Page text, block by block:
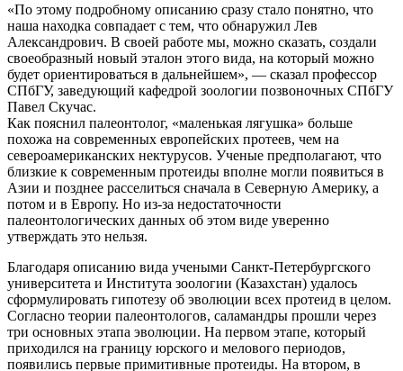
«По этому подробному описанию сразу стало понятно, что
наша находка совпадает с тем, что обнаружил Лев
Александрович. В своей работе мы, можно сказать, создали
своеобразный новый эталон этого вида, на который можно
будет ориентироваться в дальнейшем», — сказал профессор
СПбГУ, заведующий кафедрой зоологии позвоночных СПбГУ
Павел Скучас.
Как пояснил палеонтолог, «маленькая лягушка» больше
похожа на современных европейских протеев, чем на
североамериканских нектурусов. Ученые предполагают, что
близкие к современным протеиды вполне могли появиться в
Азии и позднее расселиться сначала в Северную Америку, а
потом и в Европу. Но из-за недостаточности
палеонтологических данных об этом виде уверенно
утверждать это нельзя.
Благодаря описанию вида учеными Санкт-Петербургского
университета и Института зоологии (Казахстан) удалось
сформулировать гипотезу об эволюции всех протеид в целом.
Согласно теории палеонтологов, саламандры прошли через
три основных этапа эволюции. На первом этапе, который
приходился на границу юрского и мелового периодов,
появились первые примитивные протеиды. На втором, в